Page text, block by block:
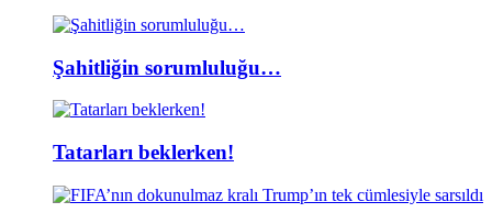
Şahitliğin sorumluluğu…
Tatarları beklerken!